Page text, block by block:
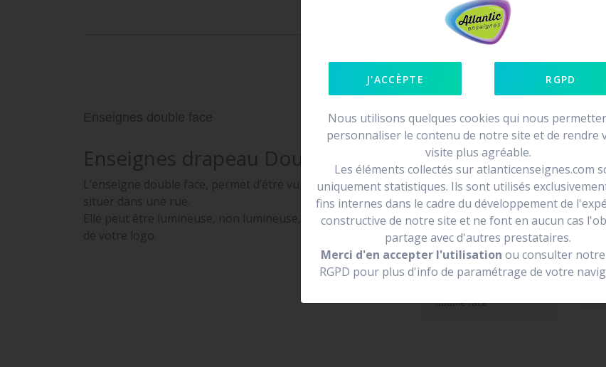
Enseignes double face
Enseignes drapeau Double face
L’enseigne double face, permet d’être vu de loin et de se
situer dans une rue.
Elle peut être lumineuse, non lumineuse, prendre la forme
de votre logo.
enseigne drapeau
double face
J'ACCÈPTE RGPD
Nous utilisons quelques cookies qui nous
personnaliser le contenu de notre site et de rendre
visite plus agréable.
Les éléments collectés sur atlanticenseignes.com
uniquement statistiques. Ils sont utilisés
fins internes dans le cadre du développement de
constructive de notre site et ne font en aucun cas
partage avec d'autres prestataires.
Merci d'en accepter l'utilisation ou consulter
RGPD pour plus d'info de paramétrage de votre